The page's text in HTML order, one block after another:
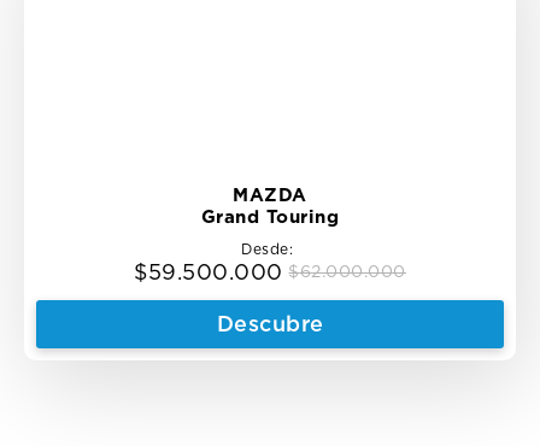
MAZDA
Grand Touring
Desde:
$62.000.000
Original
price
$62.000.000.
$59.500.000
Current
price
$59.500.000.
Descubre